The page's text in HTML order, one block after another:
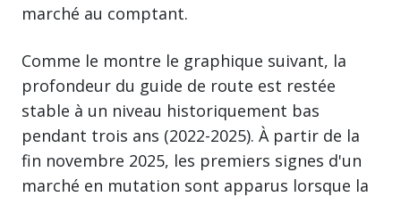
marché au comptant.
Comme le montre le graphique suivant, la
profondeur du guide de route est restée
stable à un niveau historiquement bas
pendant trois ans (2022-2025). À partir de la
fin novembre 2025, les premiers signes d'un
marché en mutation sont apparus lorsque la